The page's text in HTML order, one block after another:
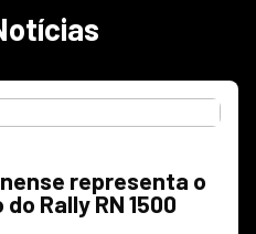
representa o
Rally RN 1500